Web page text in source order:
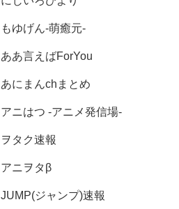
もゆげん-萌癒元-
ああ言えばForYou
あにまんchまとめ
アニはつ -アニメ発信場-
ヲタク速報
アニヲタβ
JUMP(ジャンプ)速報